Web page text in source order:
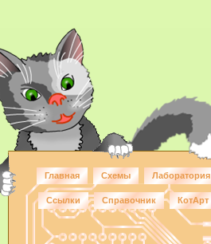
Главная Схемы Лаборатория
Ссылки Справочник КотАрт